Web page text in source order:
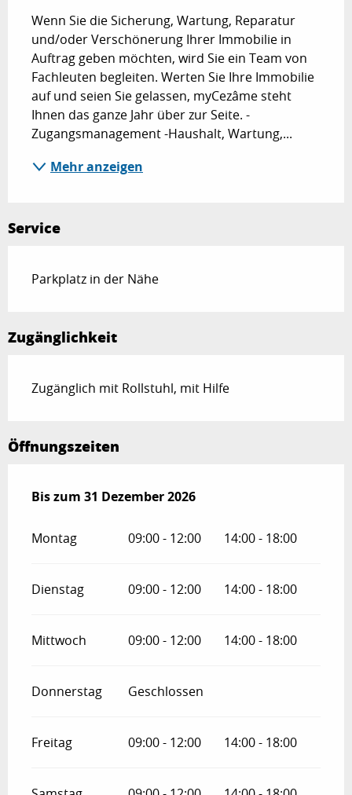
Wenn Sie die Sicherung, Wartung, Reparatur
und/oder Verschönerung Ihrer Immobilie in
Auftrag geben möchten, wird Sie ein Team von
Fachleuten begleiten. Werten Sie Ihre Immobilie
auf und seien Sie gelassen, myCezâme steht
Ihnen das ganze Jahr über zur Seite. -
Zugangsmanagement -Haushalt, Wartung,...
Mehr anzeigen
Service
Parkplatz in der Nähe
Zugänglichkeit
Zugänglich mit Rollstuhl, mit Hilfe
Öffnungszeiten
vom5 Januar 2026bis zum
Bis zum 31 Dezember 2026
Montag 09:00 - 12:00 14:00 - 18:00
Dienstag 09:00 - 12:00 14:00 - 18:00
Mittwoch 09:00 - 12:00 14:00 - 18:00
Donnerstag Geschlossen
Freitag 09:00 - 12:00 14:00 - 18:00